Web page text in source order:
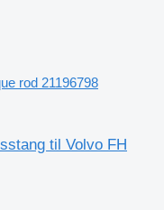
rod 21196798
til Volvo FH